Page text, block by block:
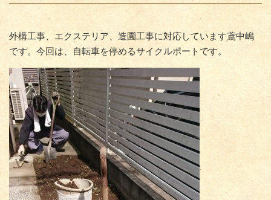
外構工事、エクステリア、造園工事に対応しています鳶中嶋
です。今回は、自転車を停めるサイクルポートです。